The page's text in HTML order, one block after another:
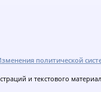
политической
и текстового